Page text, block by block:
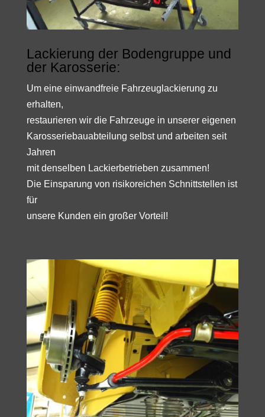
Lackierung der Bodengruppe und
der Karosserie:
Um eine einwandfreie Fahrzeuglackierung zu
erhalten,
restaurieren wir die Fahrzeuge in unserer eigenen
Karosseriebauabteilung selbst und arbeiten seit
Jahren
mit denselben Lackierbetrieben zusammen!
Die Einsparung von risikoreichen Schnittstellen ist
für
unsere Kunden ein großer Vorteil!